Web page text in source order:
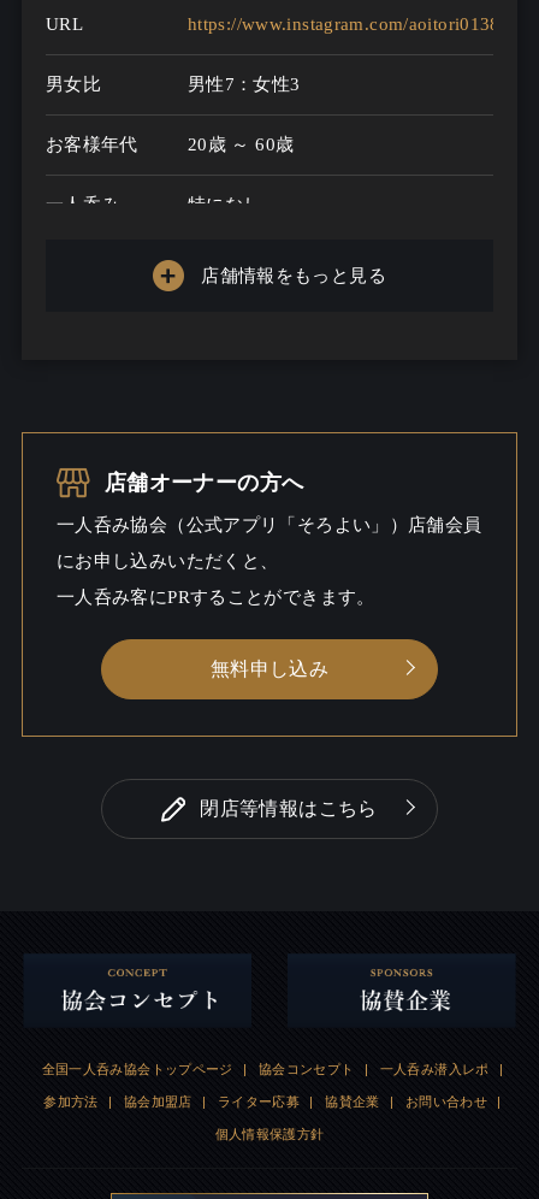
URL https://www.instagram.com/aoitori0138
男女比 男性7：女性3
お客様年代 20歳 ～ 60歳
一人呑み
特になし
一人呑み
ワイワイ
店舗情報をもっと見る
店舗オーナーの方へ
一人呑み協会（公式アプリ「そろよい」）店舗会員
にお申し込みいただくと、
一人呑み客にPRすることができます。
無料申し込み
閉店等情報はこちら
全国一人呑み協会トップページ | 協会コンセプト | 一人呑み潜入レポ |
参加方法 | 協会加盟店 | ライター応募 | 協賛企業 | お問い合わせ |
個人情報保護方針